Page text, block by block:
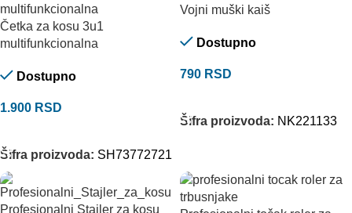
Četka za kosu 3u1
multifunkcionalna
Dostupno
1.900 RSD
Šifra proizvoda: SH73772721
Vojni muški kaiš
Dostupno
790 RSD
Šifra proizvoda: NK221133
Profesionalni Stajler za kosu